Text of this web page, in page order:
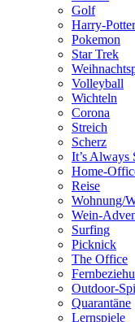
Golf
Harry-Potter
Pokemon
Star Trek
Volleyball
Wichteln
Corona
Streich
Scherz
It’s Always
Home-
Reise
Wohnung/
Wein-
Surfing
Picknick
The Office
Outdoor-
Quarantäne
Lernspiele